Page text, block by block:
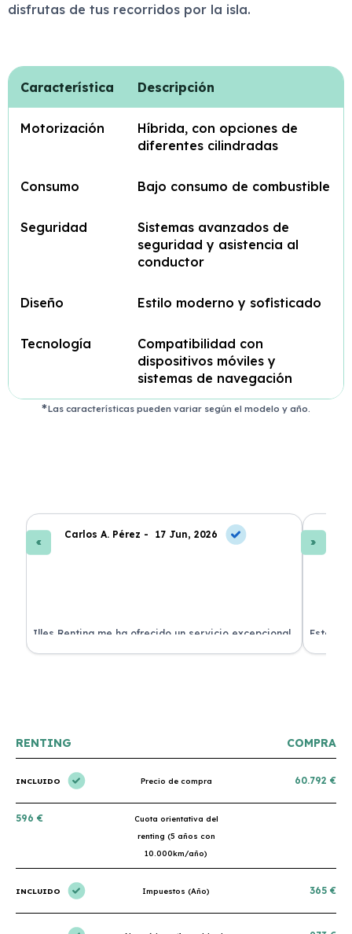
disfrutas de tus recorridos por la isla.
Característica Descripción
Motorización
Híbrida, con opciones de
diferentes cilindradas
Consumo Bajo consumo de combustible
Seguridad
Sistemas avanzados de
seguridad y asistencia al
conductor
Diseño Estilo moderno y sofisticado
Tecnología
Compatibilidad con
dispositivos móviles y
sistemas de navegación
Las características pueden variar según el modelo y año.
Carlos A. Pérez - 17 Jun, 2026
Illes Renting me ha ofrecido un servicio excepcional.
Su atención al cliente es muy buena y el coche llegó
Estoy
nuevo y
RENTING COMPRA
INCLUIDO Precio de compra 60.792 €
596 €
Cuota orientativa del
renting (5 años con
10.000km/año)
INCLUIDO Impuestos (Año) 365 €